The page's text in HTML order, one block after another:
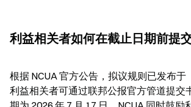
利益相关者如何在截止日期前提
根据 NCUA 官方公告，拟议规则已发布于
利益相关者可通过联邦公报官方管道提交